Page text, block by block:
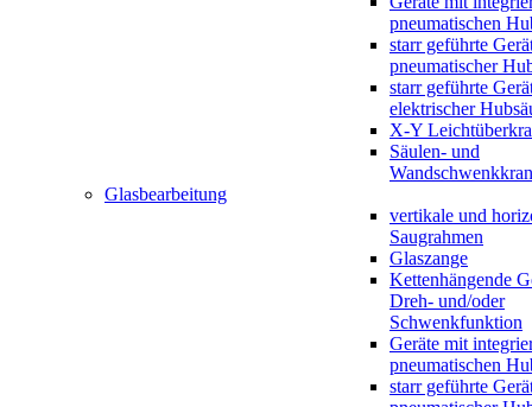
pneumatischen
starr geführte
pneumatischer
starr geführte
elektrischer
X-Y
Säulen- und
Glasbearbeitung
vertikale und
Saugrahmen
Glaszange
Kettenhängende
Dreh- und/oder
Schwenkfunktion
Geräte mit
pneumatischen
starr geführte